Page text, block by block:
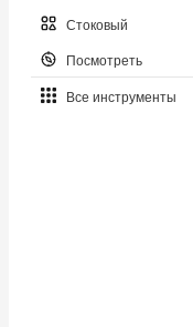
Стоковый
Посмотреть
Все инструменты